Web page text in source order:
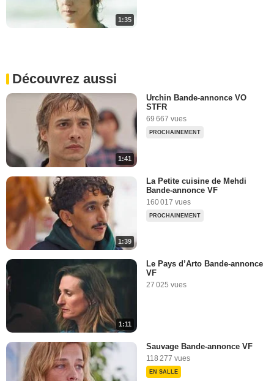
1:35
Découvrez aussi
1:41
Urchin Bande-annonce VO
STFR
69 667 vues
PROCHAINEMENT
1:39
La Petite cuisine de Mehdi
Bande-annonce VF
160 017 vues
PROCHAINEMENT
1:11
Le Pays d’Arto Bande-annonce
VF
27 025 vues
Sauvage Bande-annonce VF
118 277 vues
EN SALLE